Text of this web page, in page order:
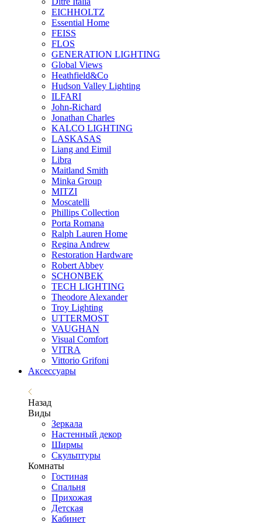
EICHHOLTZ
Essential Home
FEISS
FLOS
GENERATION LIGHTING
Global Views
Heathfield&Co
Hudson Valley Lighting
ILFARI
John-Richard
Jonathan Charles
KALCO LIGHTING
LASKASAS
Liang and Eimil
Libra
Maitland Smith
Minka Group
MITZI
Moscatelli
Phillips Collection
Porta Romana
Ralph Lauren Home
Regina Andrew
Restoration Hardware
Robert Abbey
SCHONBEK
TECH LIGHTING
Theodore Alexander
Troy Lighting
UTTERMOST
VAUGHAN
Visual Comfort
VITRA
Vittorio Grifoni
Аксессуары
Назад
Виды
Зеркала
Настенный декор
Ширмы
Скульптуры
Комнаты
Гостиная
Спальня
Прихожая
Детская
Кабинет